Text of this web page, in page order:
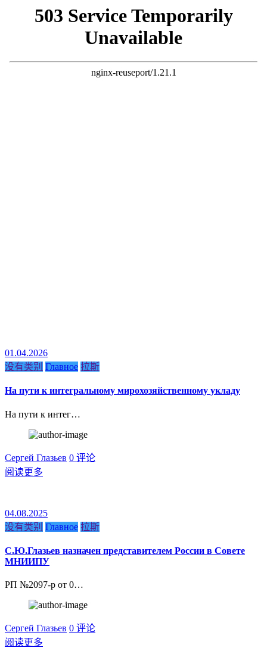
01.04.2026
没有类别 Главное 拉斯
На пути к интегральному мирохозяйственному укладу
На пути к интег…
Сергей Глазьев 0 评论
阅读更多
04.08.2025
没有类别 Главное 拉斯
С.Ю.Глазьев назначен представителем России в Совете
МНИИПУ
РП №2097-р от 0…
Сергей Глазьев 0 评论
阅读更多